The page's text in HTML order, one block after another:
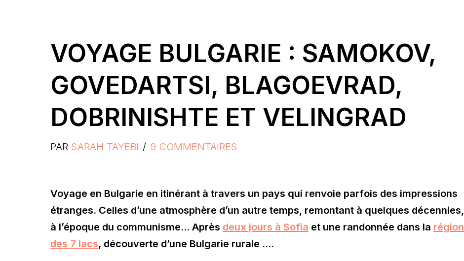
VOYAGE BULGARIE : SAMOKOV,
GOVEDARTSI, BLAGOEVRAD,
DOBRINISHTE ET VELINGRAD
PAR SARAH TAYEBI 9 COMMENTAIRES
Voyage en Bulgarie en itinérant à travers un pays qui renvoie parfois des impressions
étranges. Celles d’une atmosphère d’un autre temps, remontant à quelques décennies,
à l’époque du communisme… Après deux jours à Sofia et une randonnée dans la région
des 7 lacs, découverte d’une Bulgarie rurale ….